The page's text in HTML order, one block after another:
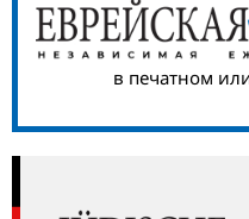
в печатном